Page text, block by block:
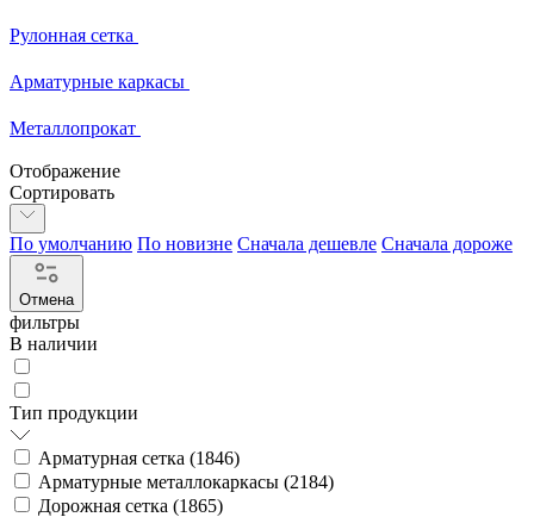
Рулонная сетка
Арматурные каркасы
Металлопрокат
Отображение
Сортировать
По умолчанию По новизне Сначала дешевле Сначала дороже
Отмена
фильтры
В наличии
Тип продукции
Арматурная сетка (1846)
Арматурные металлокаркасы (2184)
Дорожная сетка (1865)